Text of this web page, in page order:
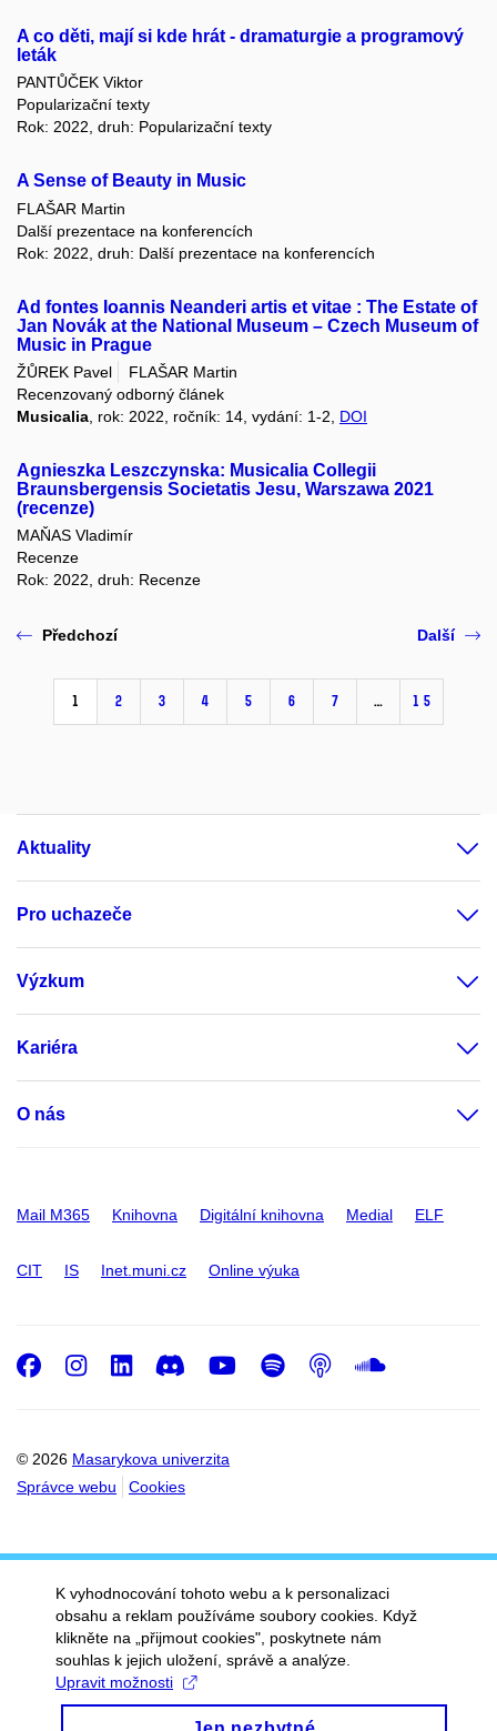
A co děti, mají si kde hrát - dramaturgie a programový
leták
PANTŮČEK Viktor
Popularizační texty
Rok: 2022, druh: Popularizační texty
A Sense of Beauty in Music
FLAŠAR Martin
Další prezentace na konferencích
Rok: 2022, druh: Další prezentace na konferencích
Ad fontes Ioannis Neanderi artis et vitae : The Estate of
Jan Novák at the National Museum – Czech Museum of
Music in Prague
ŽŮREK Pavel
FLAŠAR Martin
Recenzovaný odborný článek
Musicalia , rok: 2022, ročník: 14, vydání: 1-2, DOI
Agnieszka Leszczynska: Musicalia Collegii
Braunsbergensis Societatis Jesu, Warszawa 2021
(recenze)
MAŇAS Vladimír
Recenze
Rok: 2022, druh: Recenze
Předchozí
1 2 3 4 5 6 7 … 15
Další
Aktuality
Pro uchazeče
Výzkum
Kariéra
O nás
Mail M365 Knihovna Digitální knihovna Medial ELF
CIT IS Inet.muni.cz Online výuka
© 2026 Masarykova univerzita
Správce webu
Cookies
Facebook
Instagram
LinkedIn
DiscordYoutube
Spotify
Podcast
K vyhodnocování tohoto webu a k personalizaci
obsahu a reklam používáme soubory cookies. Když
klikněte na „přijmout cookies", poskytnete nám
souhlas k jejich uložení, správě a analýze.
Upravit možnosti